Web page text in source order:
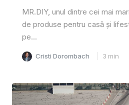
MR.DIY, unul dintre cei mai
de produse pentru casă și
pe...
Cristi Dorombach 3 min